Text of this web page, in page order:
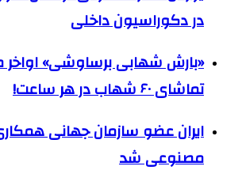
در دکوراسیون داخلی
«بارش شهابی برساوشی» اواخر
تماشای ۶۰ شهاب در هر ساعت!
ایران عضو سازمان جهانی
مصنوعی شد